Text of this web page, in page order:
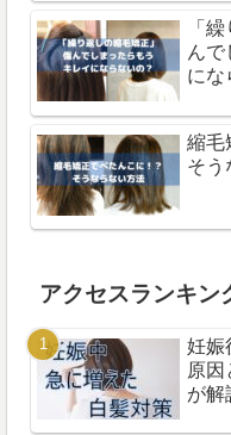
「
んで
にな
縮毛
そう
アクセスランキン
妊娠
原因
が解